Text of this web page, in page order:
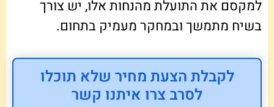
למקסם את התועלת מהנחות אלו, יש צורך
בשיח מתמשך ובמחקר מעמיק בתחום.
לקבלת הצעת מחיר שלא תוכלו
לסרב צרו איתנו קשר